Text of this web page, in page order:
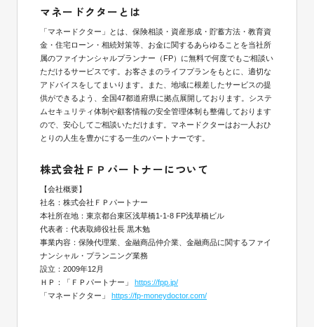
マネードクターとは
「マネードクター」とは、保険相談・資産形成・貯蓄方法・教育資
金・住宅ローン・相続対策等、お金に関するあらゆることを当社所
属のファイナンシャルプランナー（FP）に無料で何度でもご相談い
ただけるサービスです。お客さまのライフプランをもとに、適切な
アドバイスをしてまいります。また、地域に根差したサービスの提
供ができるよう、全国47都道府県に拠点展開しております。システ
ムセキュリティ体制や顧客情報の安全管理体制も整備しております
ので、安心してご相談いただけます。マネードクターはお一人おひ
とりの人生を豊かにする一生のパートナーです。
株式会社ＦＰパートナーについて
【会社概要】
社名：株式会社ＦＰパートナー
本社所在地：東京都台東区浅草橋1-1-8 FP浅草橋ビル
代表者：代表取締役社長 黒木勉
事業内容：保険代理業、金融商品仲介業、金融商品に関するファイ
ナンシャル・プランニング業務
設立：2009年12月
ＨＰ：「ＦＰパートナー」 https://fpp.jp/
「マネードクター」 https://fp-moneydoctor.com/